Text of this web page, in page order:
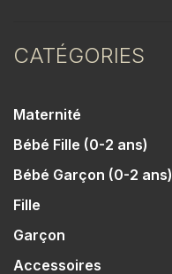
CATÉGORIES
Maternité
Bébé Fille (0-2 ans)
Bébé Garçon (0-2 ans)
Fille
Garçon
Accessoires